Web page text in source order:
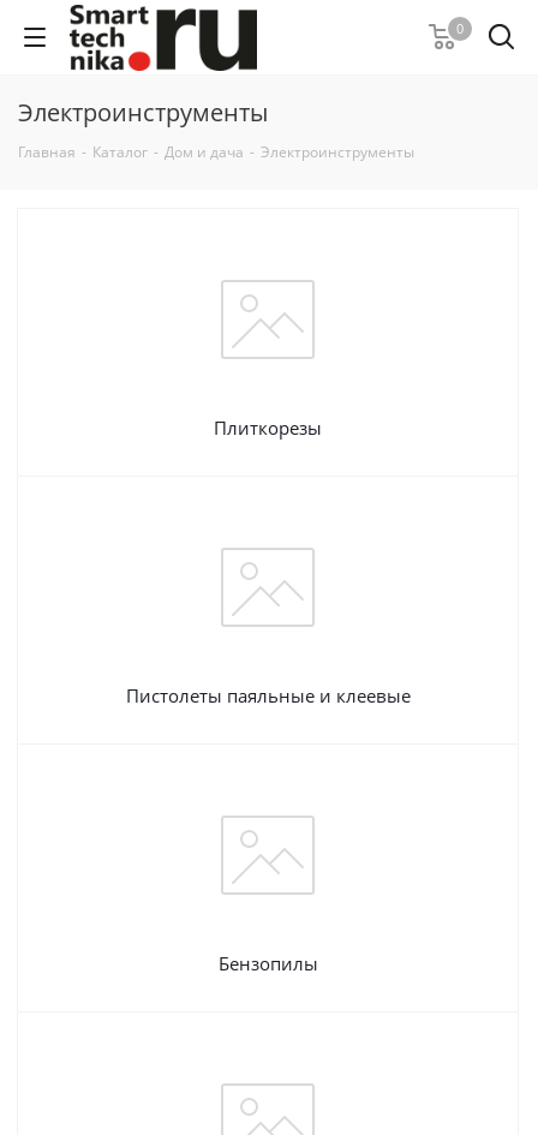
0
Электроинструменты
Главная - Каталог - Дом и дача - Электроинструменты
Плиткорезы
Пистолеты паяльные и клеевые
Бензопилы